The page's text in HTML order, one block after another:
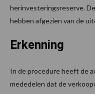
herinvesteringsreserve.
hebben afgezien van de
Erkenning
In de procedure heeft de
mededelen dat de